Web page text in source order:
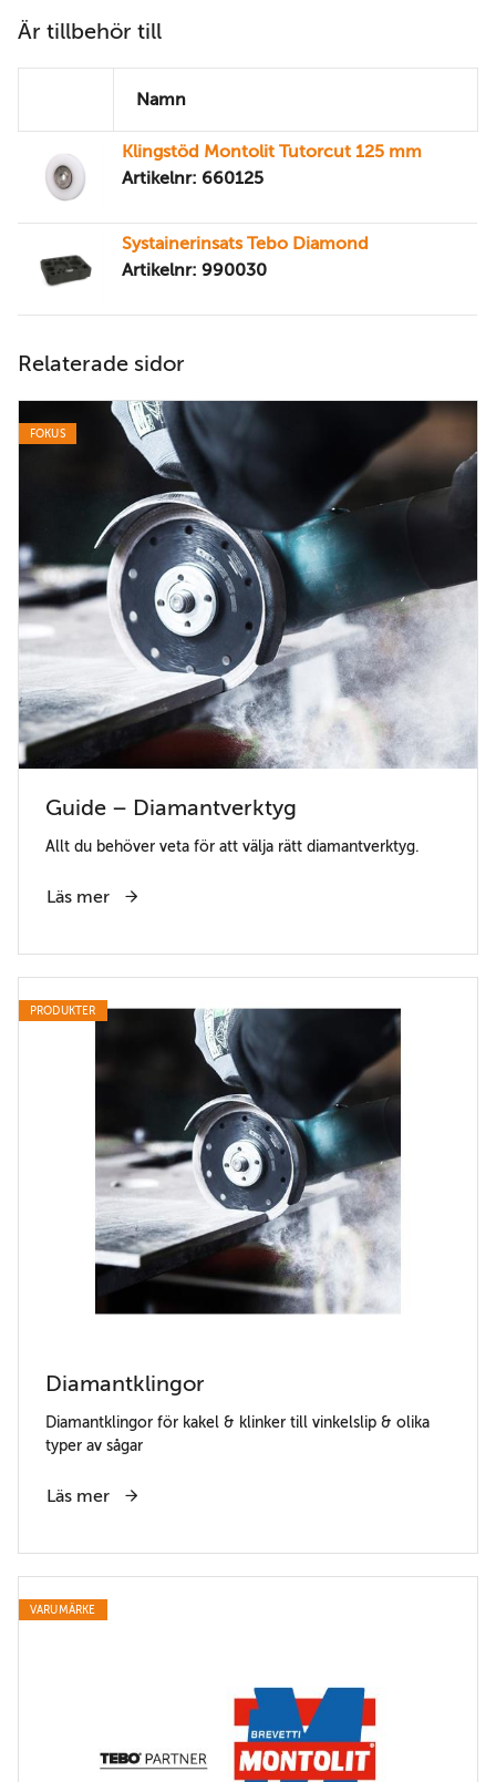
Är tillbehör till
Namn
Klingstöd Montolit Tutorcut 125 mm
Artikelnr: 660125
Systainerinsats Tebo Diamond
Artikelnr: 990030
Relaterade sidor
FOKUS
Guide – Diamantverktyg
Allt du behöver veta för att välja rätt diamantverktyg.
Läs mer
PRODUKTER
Diamantklingor
Diamantklingor för kakel & klinker till vinkelslip & olika
typer av sågar
Läs mer
VARUMÄRKE